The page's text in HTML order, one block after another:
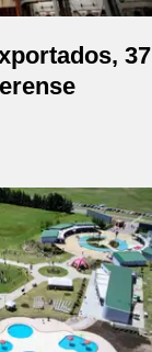
37